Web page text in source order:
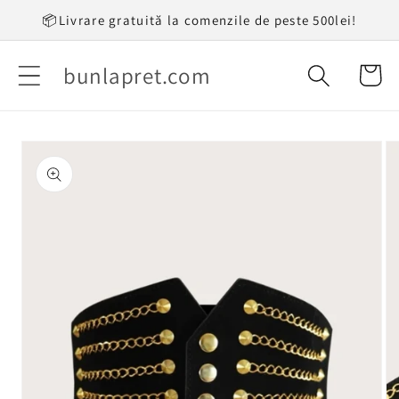
Salt la
conținut
📦Livrare gratuită la comenzile de peste 500lei!
bunlapret.com Coș
informațiile
despre
produs